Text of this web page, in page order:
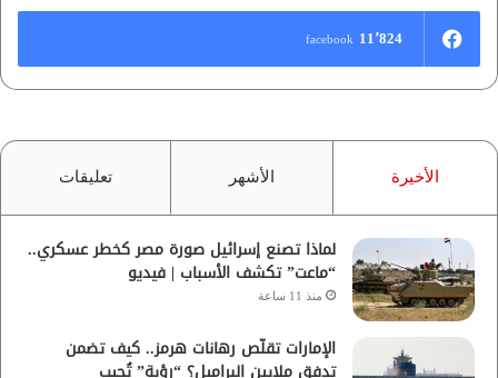
11٬824 facebook
الأخيرة الأشهر تعليقات
لماذا تصنع إسرائيل صورة مصر كخطر عسكري..
“ماعت” تكشف الأسباب | فيديو
منذ 11 ساعة
الإمارات تقلّص رهانات هرمز.. كيف تضمن
تدفق ملايين البراميل؟ “رؤية” تُجيب